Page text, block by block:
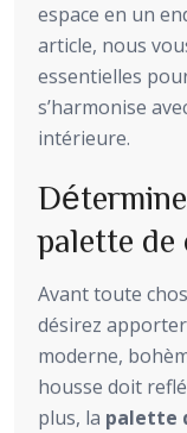
espace en un
article, nous
essentielles
s’harmonise
intérieure.
palette de
Avant toute
désirez
moderne,
housse doit
plus, la palette